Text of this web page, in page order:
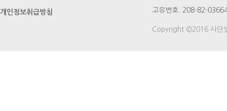
개인정보취급방침
고유번호. 208-82-
Copyright ©2016 사단